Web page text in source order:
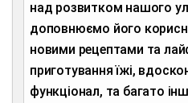
над розвитком нашого
доповнюємо його
новими рецептами та
приготування їжі,
функціонал, та багато